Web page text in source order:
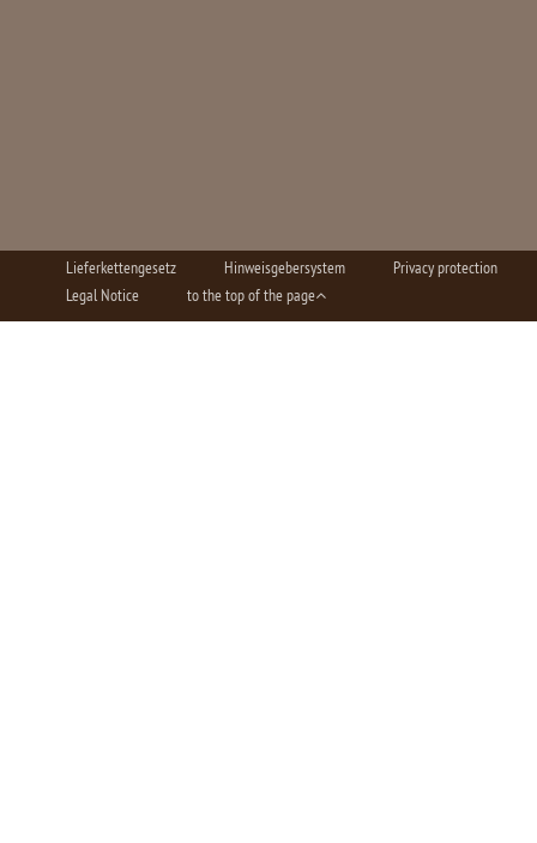
Lieferkettengesetz Hinweisgebersystem
Privacy protection
Legal Notice
to the top of the page